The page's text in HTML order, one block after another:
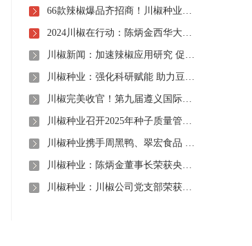
66款辣椒爆品齐招商！川椒种业首届线上观摩招商会竟有如此劲爆政策，诱人福利！
2024川椒在行动：陈炳金西华大学交流之旅
川椒新闻：加速辣椒应用研究 促进辣椒产业振兴
川椒种业：强化科研赋能 助力豆瓣产业高质量发展
川椒完美收官！第九届遵义国际辣椒博览会圆满落幕——川椒种业
川椒种业召开2025年种子质量管理自查会 严把质量关筑牢种业发展根基
川椒种业携手周黑鸭、翠宏食品 共启卤味专用辣椒定制新时代
川椒种业：陈炳金董事长荣获央视评选“2020年度最美退役军人”称号
川椒种业：川椒公司党支部荣获“优秀党组织称号”